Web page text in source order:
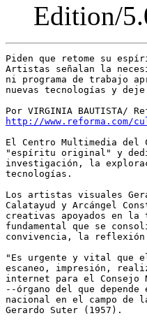
Edition/
Piden que retome su
Artistas señalan la
ni programa de trabajo
nuevas tecnologías y deje
http://www.reforma.com/
El Centro Multimedia del
"espíritu original" y
investigación, la
tecnologías.
Los artistas visuales
Calatayud y Arcángel
creativas apoyados en
fundamental que se
convivencia, la
"Es urgente y vital que
escaneo, impresión,
internet para el Consejo
--órgano del que
nacional en el campo de
Gerardo Suter (1957).